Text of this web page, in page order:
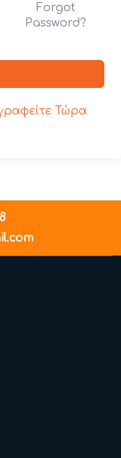
Forgot
Password?
Τώρα